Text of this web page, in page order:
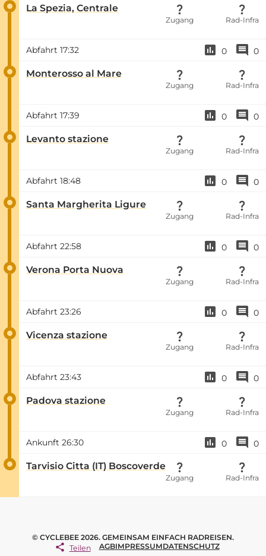
La Spezia, Centrale
Zugang Rad-Infra
Abfahrt 17:32 0 0
Monterosso al Mare
Zugang Rad-Infra
Abfahrt 17:39 0 0
Levanto stazione
Zugang Rad-Infra
Abfahrt 18:48 0 0
Santa Margherita Ligure
Zugang Rad-Infra
Abfahrt 22:58 0 0
Verona Porta Nuova
Zugang Rad-Infra
Abfahrt 23:26 0 0
Vicenza stazione
Zugang Rad-Infra
Abfahrt 23:43 0 0
Padova stazione
Zugang Rad-Infra
Ankunft 26:30 0 0
Tarvisio Citta (IT) Boscoverde
Zugang Rad-Infra
© CYCLEBEE 2026. GEMEINSAM EINFACH RADREISEN.
Teilen
AGBIMPRESSUMDATENSCHUTZ